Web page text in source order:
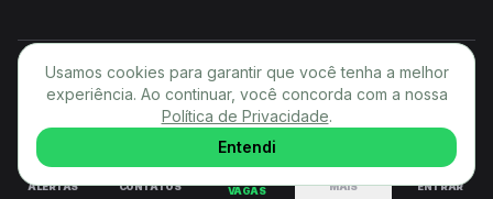
© 2026 Rampa. Todos os direitos reservados.
PT
ALERTAS CONTATOS VAGAS MAIS ENTRAR
Usamos cookies para garantir que você tenha a melhor
experiência. Ao continuar, você concorda com a nossa
Política de Privacidade.
Entendi